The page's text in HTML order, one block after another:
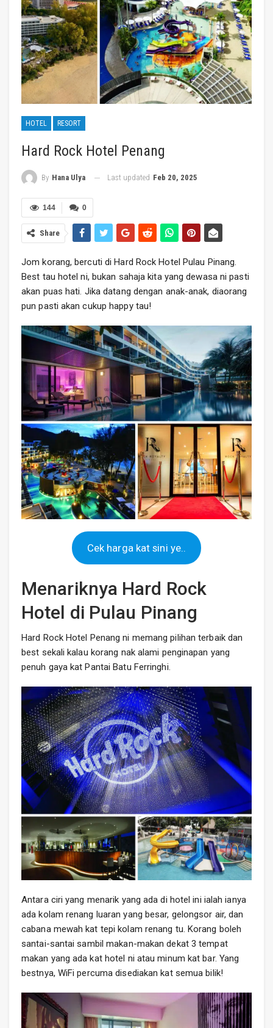
HOTEL RESORT
Hard Rock Hotel Penang
By Hana Ulya Last updated Feb 20, 2025
0
144
Share
Jom korang, bercuti di Hard Rock Hotel Pulau Pinang.
Best tau hotel ni, bukan sahaja kita yang dewasa ni pasti
akan puas hati. Jika datang dengan anak-anak, diaorang
pun pasti akan cukup happy tau!
Cek harga kat sini ye..
Menariknya Hard Rock
Hotel di Pulau Pinang
Hard Rock Hotel Penang ni memang pilihan terbaik dan
best sekali kalau korang nak alami penginapan yang
penuh gaya kat Pantai Batu Ferringhi.
Antara ciri yang menarik yang ada di hotel ini ialah ianya
ada kolam renang luaran yang besar, gelongsor air, dan
cabana mewah kat tepi kolam renang tu. Korang boleh
santai-santai sambil makan-makan dekat 3 tempat
makan yang ada kat hotel ni atau minum kat bar. Yang
bestnya, WiFi percuma disediakan kat semua bilik!